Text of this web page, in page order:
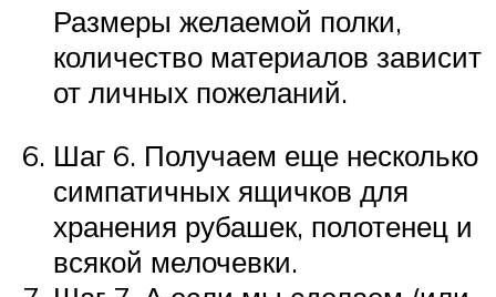
Размеры желаемой полки,
количество материалов зависит
от личных пожеланий.
Шаг 6. Получаем еще несколько
симпатичных ящичков для
хранения рубашек, полотенец и
всякой мелочевки.